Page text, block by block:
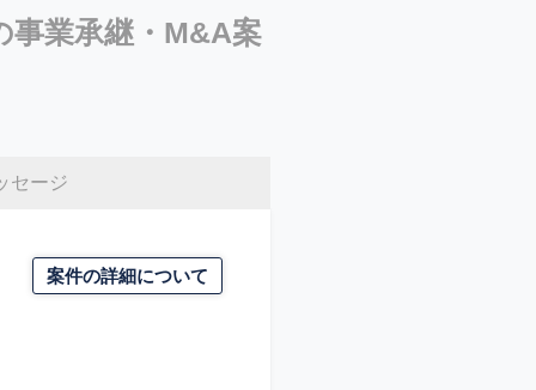
事業承継・M&A案
セージ
案件の詳細について